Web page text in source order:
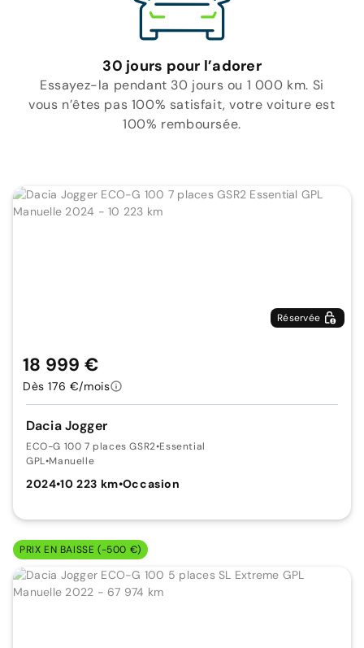
30 jours pour l’adorer
Essayez-la pendant 30 jours ou 1 000 km. Si
vous n’êtes pas 100% satisfait, votre voiture est
100% remboursée.
Réservée
Dacia Jogger
ECO-G 100 7 places GSR2•Essential
GPL•Manuelle
2024•10 223 km•Occasion
18 999 €
Dès 176 €/mois
PRIX EN BAISSE (-500 €)